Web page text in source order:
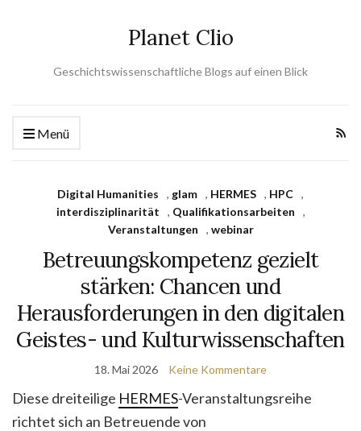
Planet Clio
Geschichtswissenschaftliche Blogs auf einen Blick
Menü
Digital Humanities , glam , HERMES , HPC ,
interdisziplinarität
, Qualifikationsarbeiten
,
Veranstaltungen
, webinar
Betreuungskompetenz gezielt
stärken: Chancen und
Herausforderungen in den digitalen
Geistes- und Kulturwissenschaften
18. Mai 2026 Keine Kommentare
Diese dreiteilige HERMES-Veranstaltungsreihe
richtet sich an Betreuende von